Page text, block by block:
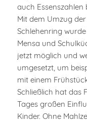
auch
Mit dem Umzug
Schlehenring
Mensa und
jetzt möglich und
umgesetzt, um
mit einem
Schließlich hat das
Tages großen
Kinder. Ohne